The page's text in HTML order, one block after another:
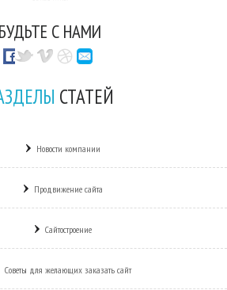
БУДЬТЕ С НАМИ
СТАТЕЙ
Новости компании
Продвижение сайта
Сайтостроение
Советы для желающих заказать сайт